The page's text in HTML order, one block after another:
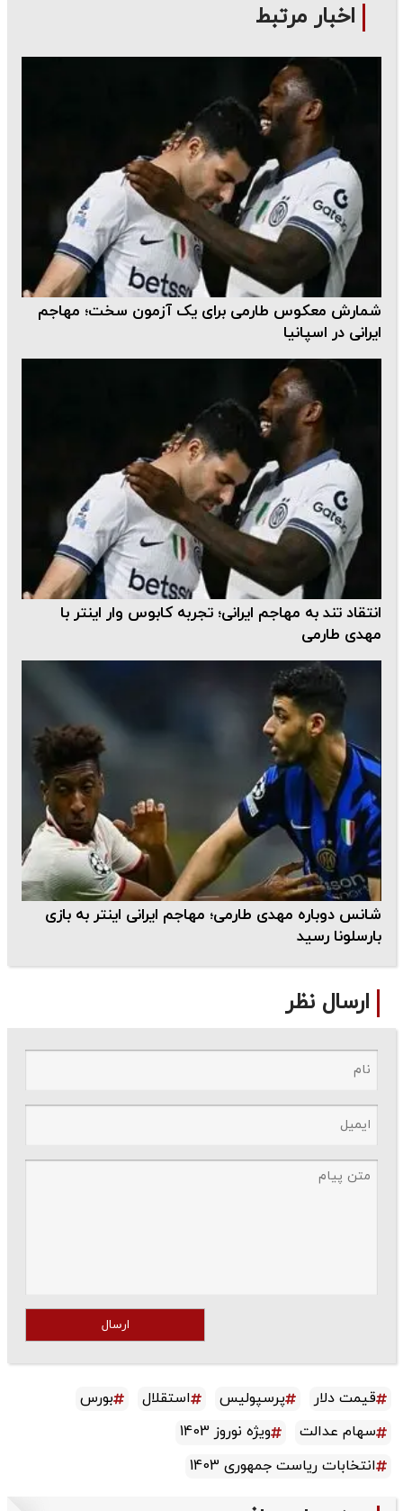
اخبار مرتبط
شمارش معکوس طارمی برای یک آزمون سخت؛ مهاجم
ایرانی در اسپانیا
انتقاد تند به مهاجم ایرانی؛ تجربه کابوس وار اینتر با
مهدی طارمی
شانس دوباره مهدی طارمی؛ مهاجم ایرانی اینتر به بازی
بارسلونا رسید
ارسال نظر
ارسال
قیمت دلار پرسپولیس استقلال
بورس
سهام عدالت
ویژه نوروز 1403
انتخابات ریاست جمهوری 1403